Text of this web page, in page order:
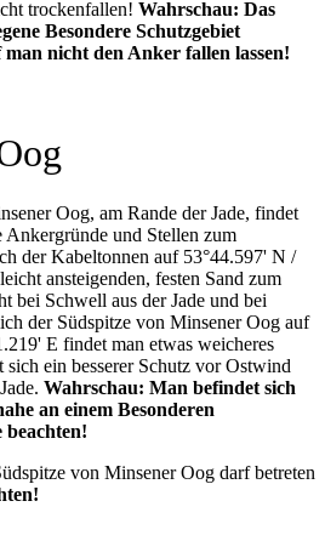
trockenfallen! Wahrschau: Das
Besondere Schutzgebiet
nicht den Anker fallen lassen!
Oog, am Rande der Jade, findet
Ankergründe und Stellen zum
der Kabeltonnen auf 53°44.597' N /
ansteigenden, festen Sand zum
bei Schwell aus der Jade und bei
der Südspitze von Minsener Oog auf
E findet man etwas weicheres
ein besserer Schutz vor Ostwind
Wahrschau: Man befindet sich
an einem Besonderen
beachten!
von Minsener Oog darf betreten